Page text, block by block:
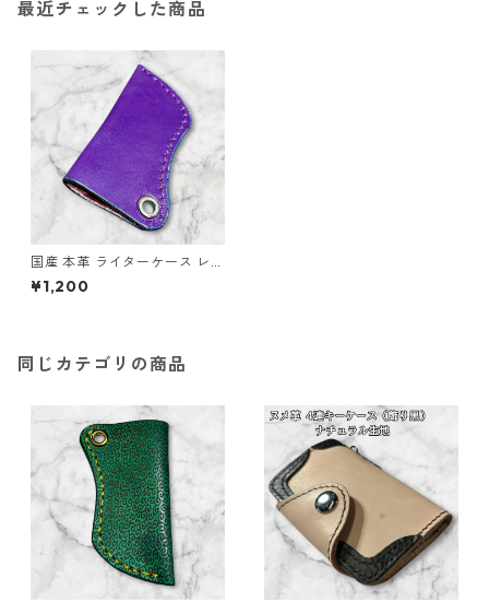
最近チェックした商品
国産 本革 ライターケース レザ
ー パープル l191 革小物 ハンド
メイド
¥1,200
同じカテゴリの商品